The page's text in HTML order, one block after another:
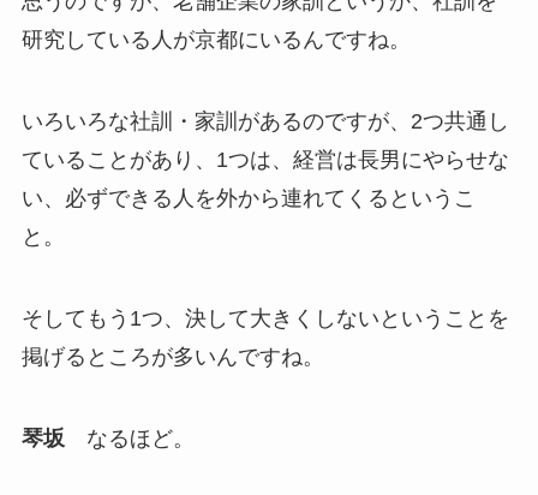
研究している人が京都にいるんですね。
いろいろな社訓・家訓があるのですが、2つ共通し
ていることがあり、1つは、経営は長男にやらせな
い、必ずできる人を外から連れてくるというこ
と。
そしてもう1つ、決して大きくしないということを
掲げるところが多いんですね。
琴坂 なるほど。